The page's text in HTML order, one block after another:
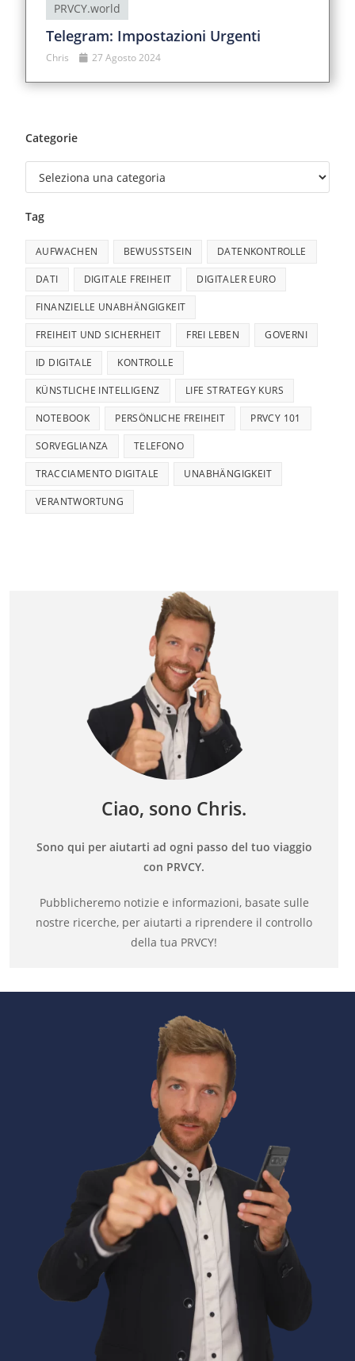
PRVCY.world
Telegram: Impostazioni Urgenti
Chris 27 Agosto 2024
Categorie
Tag
AUFWACHEN BEWUSSTSEIN DATENKONTROLLE
DATI DIGITALE FREIHEIT DIGITALER EURO
FINANZIELLE UNABHÄNGIGKEIT
FREIHEIT UND SICHERHEIT FREI LEBEN GOVERNI
ID DIGITALE KONTROLLE
KÜNSTLICHE INTELLIGENZ LIFE STRATEGY KURS
NOTEBOOK PERSÖNLICHE FREIHEIT PRVCY 101
SORVEGLIANZA TELEFONO
TRACCIAMENTO DIGITALE UNABHÄNGIGKEIT
VERANTWORTUNG
Ciao, sono Chris.
Sono qui per aiutarti ad ogni passo del tuo viaggio
con PRVCY.
Pubblicheremo notizie e informazioni, basate sulle
nostre ricerche, per aiutarti a riprendere il controllo
della tua PRVCY!